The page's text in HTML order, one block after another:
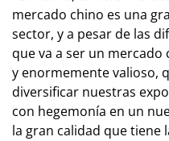
mercado chino es una
sector, y a pesar de las
que va a ser un
y enormemente valioso,
diversificar nuestras
con hegemonía en un
la gran calidad que tiene